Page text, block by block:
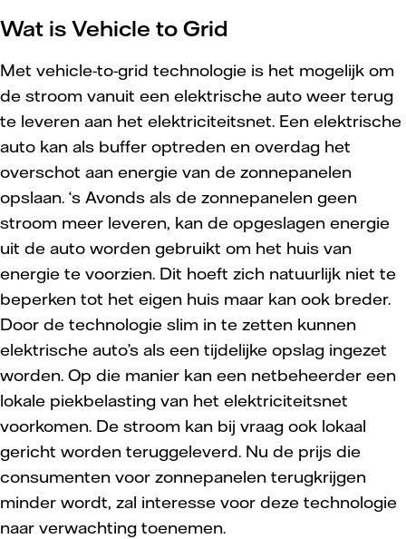
Wat is Vehicle to Grid
Met vehicle-to-grid technologie is het mogelijk om
de stroom vanuit een elektrische auto weer terug
te leveren aan het elektriciteitsnet. Een elektrische
auto kan als buffer optreden en overdag het
overschot aan energie van de zonnepanelen
opslaan. ‘s Avonds als de zonnepanelen geen
stroom meer leveren, kan de opgeslagen energie
uit de auto worden gebruikt om het huis van
energie te voorzien. Dit hoeft zich natuurlijk niet te
beperken tot het eigen huis maar kan ook breder.
Door de technologie slim in te zetten kunnen
elektrische auto’s als een tijdelijke opslag ingezet
worden. Op die manier kan een netbeheerder een
lokale piekbelasting van het elektriciteitsnet
voorkomen. De stroom kan bij vraag ook lokaal
gericht worden teruggeleverd. Nu de prijs die
consumenten voor zonnepanelen terugkrijgen
minder wordt, zal interesse voor deze technologie
naar verwachting toenemen.